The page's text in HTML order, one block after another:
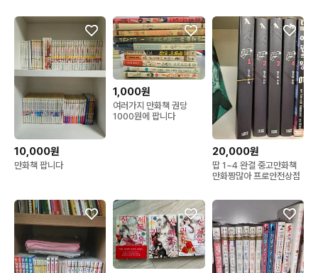
10,000원
만화책 팝니다
1,000원
여러가지 만화책 권당
1000원에 팝니다
20,000원
땁 1~4 완결 중고만화책
만화짱많아 프로안전상점